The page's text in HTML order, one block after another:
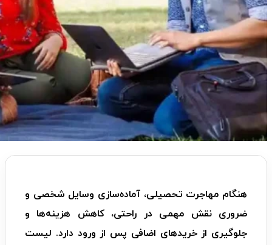
هنگام مهاجرت تحصیلی، آماده‌سازی وسایل شخصی و
ضروری نقش مهمی در راحتی، کاهش هزینه‌ها و
جلوگیری از خریدهای اضافی پس از ورود دارد. لیست